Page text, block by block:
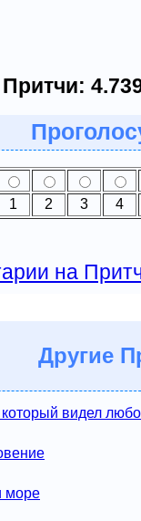
Притчи:
1 2 3 4
на
Другие
видел
море